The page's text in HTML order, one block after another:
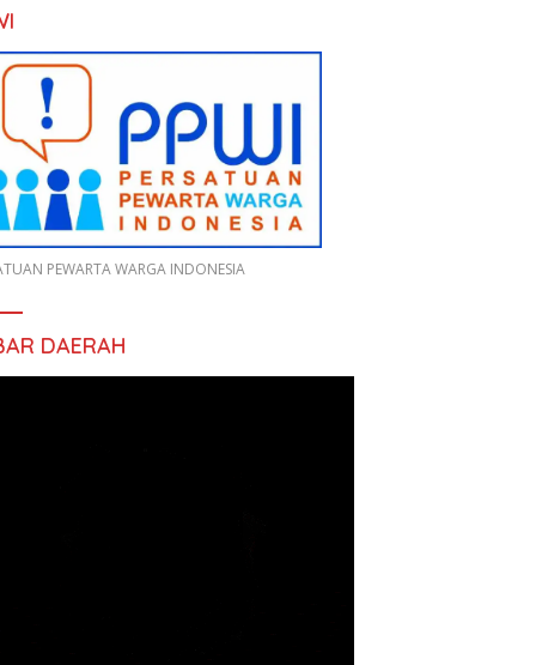
PEWARTA WARGA INDONESIA
DAERAH